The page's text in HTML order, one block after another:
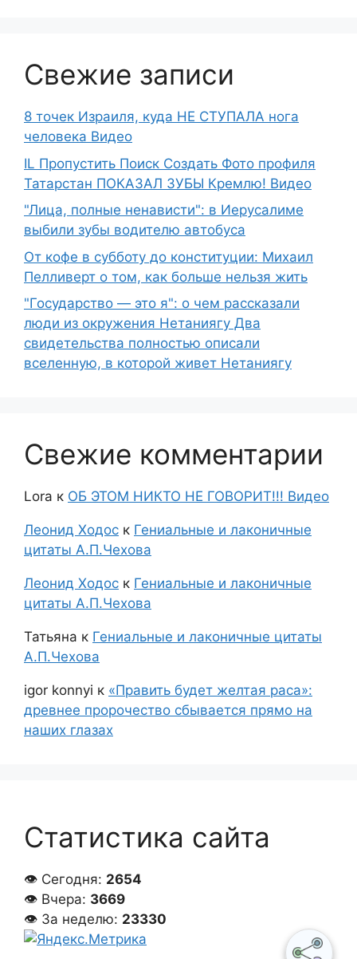
Свежие записи
8 точек Израиля, куда НЕ СТУПАЛА нога
человека Видео
IL Пропустить Поиск Создать Фото профиля
Татарстан ПОКАЗАЛ ЗУБЫ Кремлю! Видео
"Лица, полные ненависти": в Иерусалиме
выбили зубы водителю автобуса
От кофе в субботу до конституции: Михаил
Пелливерт о том, как больше нельзя жить
"Государство — это я": о чем рассказали
люди из окружения Нетаниягу Два
свидетельства полностью описали
вселенную, в которой живет Нетаниягу
Свежие комментарии
Lora к ОБ ЭТОМ НИКТО НЕ ГОВОРИТ!!! Видео
Леонид Ходос к Гениальные и лаконичные
цитаты А.П.Чехова
Леонид Ходос к Гениальные и лаконичные
цитаты А.П.Чехова
Татьяна к Гениальные и лаконичные цитаты
А.П.Чехова
igor konnyi к «Править будет желтая раса»:
древнее пророчество сбывается прямо на
наших глазах
Статистика сайта
👁 Сегодня: 2654
👁 Вчера: 3669
👁 За неделю: 23330